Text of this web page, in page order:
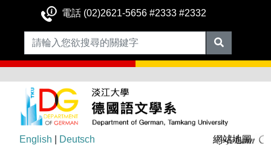
電話 (02)2621-5656 #2333 #2332
English Deutsch 網站地圖